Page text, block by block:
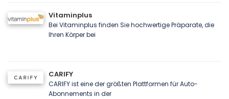
Vitaminplus
Bei Vitaminplus finden Sie hochwertige Präparate, die
Ihren Körper bei
CARIFY
CARIFY ist eine der größten Plattformen für Auto-
Abonnements in der